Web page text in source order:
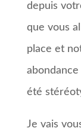
depuis
que vous
place et
été
Je vais